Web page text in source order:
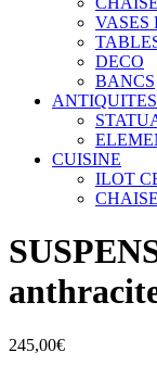
VASES
DECO
BANCS
ANTIQUITES
CUISINE
ILOT
245,00€